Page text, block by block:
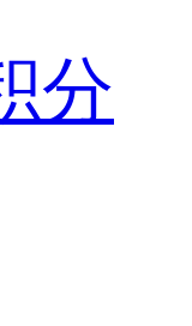
分